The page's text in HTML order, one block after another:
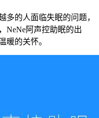
多的人面临失眠的问题，
NeNe阿声控助眠的出
暖的关怀。